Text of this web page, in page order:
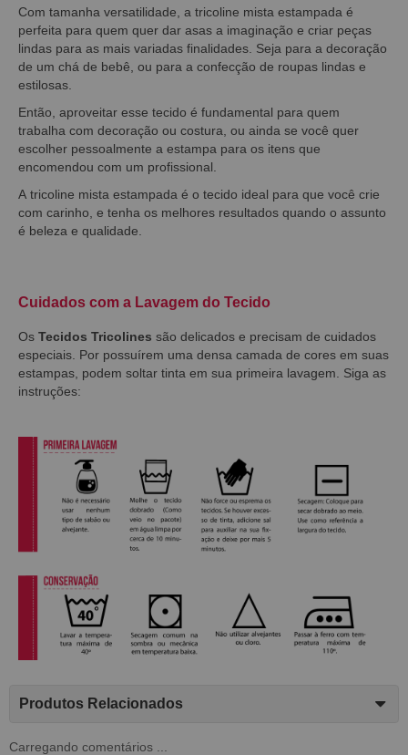
Com tamanha versatilidade, a tricoline mista estampada é
perfeita para quem quer dar asas a imaginação e criar peças
lindas para as mais variadas finalidades. Seja para a decoração
de um chá de bebê, ou para a confecção de roupas lindas e
estilosas.
Então, aproveitar esse tecido é fundamental para quem
trabalha com decoração ou costura, ou ainda se você quer
escolher pessoalmente a estampa para os itens que
encomendou com um profissional.
A tricoline mista estampada é o tecido ideal para que você crie
com carinho, e tenha os melhores resultados quando o assunto
é beleza e qualidade.
Cuidados com a Lavagem do Tecido
Os Tecidos Tricolines são delicados e precisam de cuidados
especiais. Por possuírem uma densa camada de cores em suas
estampas, podem soltar tinta em sua primeira lavagem. Siga as
instruções:
Produtos Relacionados
Carregando comentários ...